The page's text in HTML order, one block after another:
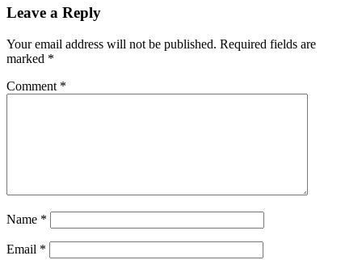
Leave a Reply
Your email address will not be published. Required fields are
marked *
Comment *
Name *
Email *